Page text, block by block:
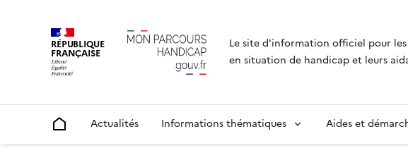
RÉPUBLIQUE
FRANÇAISE
Le site d'information officiel pour les
en situation de handicap et leurs
Accueil Actualités Informations thématiques Aides et